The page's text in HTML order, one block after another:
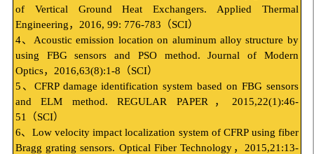
of Vertical Ground Heat Exchangers. Applied Thermal
Engineering， 2016, 99: 776-783 （SCI）
4、 Acoustic emission location on aluminum alloy structure by
using FBG sensors and PSO method. Journal of Modern
Optics， 2016,63(8):1-8 （SCI）
5 、 CFRP damage identification system based on FBG sensors
and ELM method. REGULAR PAPER ， 2015,22(1):46-
51
（SCI）
6、 Low velocity impact localization system of CFRP using fiber
Bragg grating sensors. Optical Fiber Technology ， 2015,21:13-